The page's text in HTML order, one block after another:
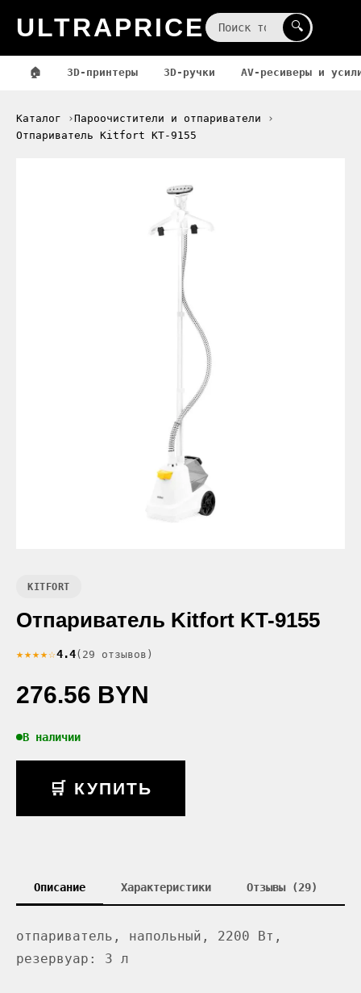
ULTRAPRICE 🔍
🏠 3D-принтеры 3D-ручки AV-ресиверы и
Каталог
Пароочистители и отпариватели
Отпариватель Kitfort KT-9155
KITFORT
Отпариватель Kitfort KT-9155
★★★★☆4.4(29 отзывов)
276.56 BYN
В наличии
🛒 КУПИТЬ
Описание Характеристики Отзывы (29)
отпариватель, напольный, 2200 Вт,
резервуар: 3 л